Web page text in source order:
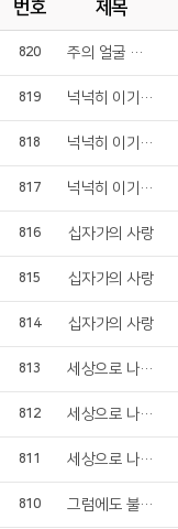
번호 제목
820 주의 얼굴 보게 하소서
819 넉넉히 이기느니라
818 넉넉히 이기느니라
817 넉넉히 이기느니라
816 십자가의 사랑
815 십자가의 사랑
814 십자가의 사랑
813 세상으로 나아가라
812 세상으로 나아가라
811 세상으로 나아가라
810 그럼에도 불구하고